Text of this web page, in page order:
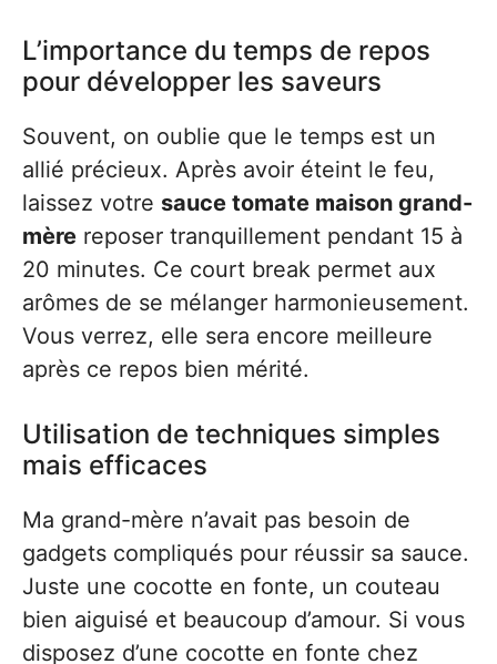
L’importance du temps de repos
pour développer les saveurs
Souvent, on oublie que le temps est un
allié précieux. Après avoir éteint le feu,
laissez votre sauce tomate maison grand-
mère reposer tranquillement pendant 15 à
20 minutes. Ce court break permet aux
arômes de se mélanger harmonieusement.
Vous verrez, elle sera encore meilleure
après ce repos bien mérité.
Utilisation de techniques simples
mais efficaces
Ma grand-mère n’avait pas besoin de
gadgets compliqués pour réussir sa sauce.
Juste une cocotte en fonte, un couteau
bien aiguisé et beaucoup d’amour. Si vous
disposez d’une cocotte en fonte chez